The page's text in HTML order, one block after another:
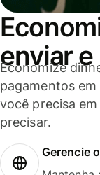
enviar
Economize
pagamentos
você precisa
precisar.
Gerencie